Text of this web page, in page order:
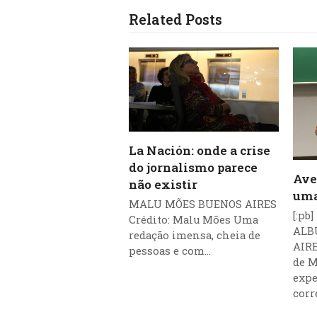
Related Posts
La Nación: onde a crise
do jornalismo parece
não existir
MALU MÕES BUENOS AIRES
Crédito: Malu Mões Uma
redação imensa, cheia de
pessoas e com…
[:pb]
de